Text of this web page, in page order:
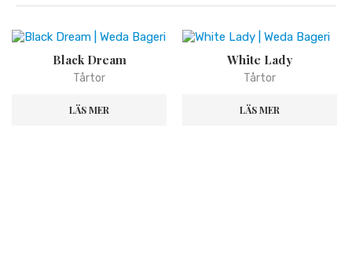
Black Dream
Tårtor
LÄS MER
White Lady
Tårtor
LÄS MER